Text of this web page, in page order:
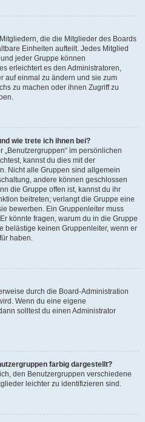
die die Mitglieder des Boards
Einheiten aufteilt. Jedes Mitglied
jeder Gruppe können
erleichtert es den Administratoren,
auf einmal zu ändern und sie zum
zu machen oder ihnen Zugriff zu
wie trete ich ihnen bei?
im persönlichen
kannst du dies mit der
Nicht alle Gruppen sind allgemein
andere können geschlossen
die Gruppe offen ist, kannst du ihr
beitreten; verlangt die Gruppe eine
bewerben. Ein Gruppenleiter muss
könnte fragen, warum du in die Gruppe
belästige keinen Gruppenleiter, wenn er
haben.
durch die Board-Administration
Wenn du eine eigene
solltest du einen Administrator
farbig dargestellt?
den Benutzergruppen verschiedene
leichter zu identifizieren sind.